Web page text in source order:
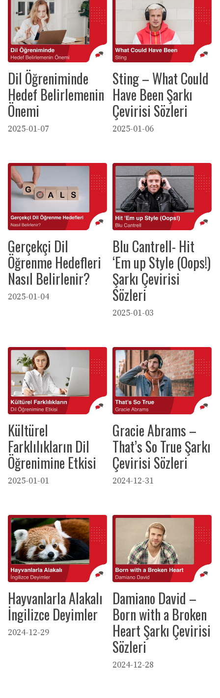
Dil Öğreniminde
Hedef Belirlemenin
Önemi
2025-01-07
Sting – What Could
Have Been Şarkı
Çevirisi Sözleri
2025-01-06
Gerçekçi Dil
Öğrenme Hedefleri
Nasıl Belirlenir?
2025-01-04
Blu Cantrell- Hit
‘Em up Style (Oops!)
Şarkı Çevirisi
Sözleri
2025-01-03
Kültürel
Farklılıkların Dil
Öğrenimine Etkisi
2025-01-01
Gracie Abrams –
That’s So True Şarkı
Çevirisi Sözleri
2024-12-31
Hayvanlarla Alakalı
İngilizce Deyimler
2024-12-29
Damiano David –
Born with a Broken
Heart Şarkı Çevirisi
Sözleri
2024-12-28